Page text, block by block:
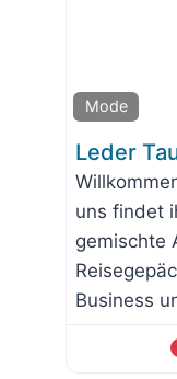
Mode
Leder
uns findet
gemischte
Business